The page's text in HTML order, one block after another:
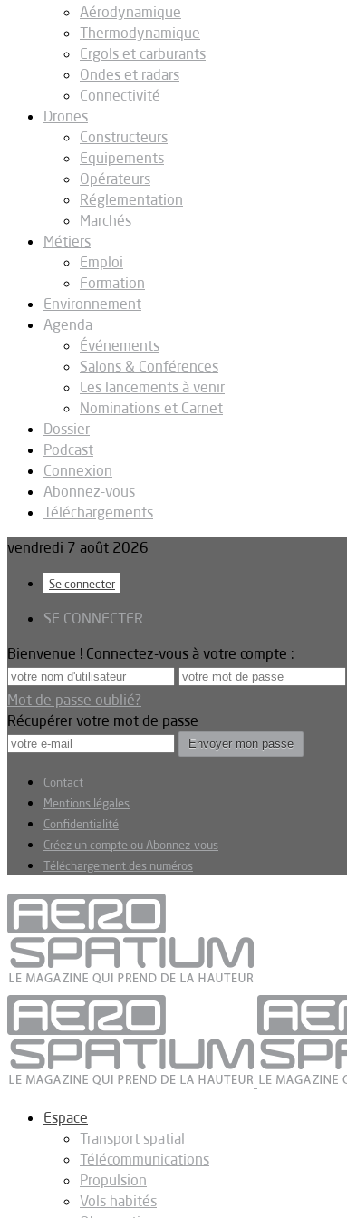
Aérodynamique
Thermodynamique
Ergols et carburants
Ondes et radars
Connectivité
Drones
Constructeurs
Equipements
Opérateurs
Réglementation
Marchés
Métiers
Emploi
Formation
Environnement
Agenda
Événements
Salons & Conférences
Les lancements à venir
Nominations et Carnet
Dossier
Podcast
Connexion
Abonnez-vous
Téléchargements
vendredi 7 août 2026
Se connecter
SE CONNECTER
Bienvenue ! Connectez-vous à votre compte :
Mot de passe oublié?
Récupérer votre mot de passe
Contact
Mentions légales
Confidentialité
Créez un compte ou Abonnez-vous
Téléchargement des numéros
Espace
Transport spatial
Télécommunications
Propulsion
Vols habités